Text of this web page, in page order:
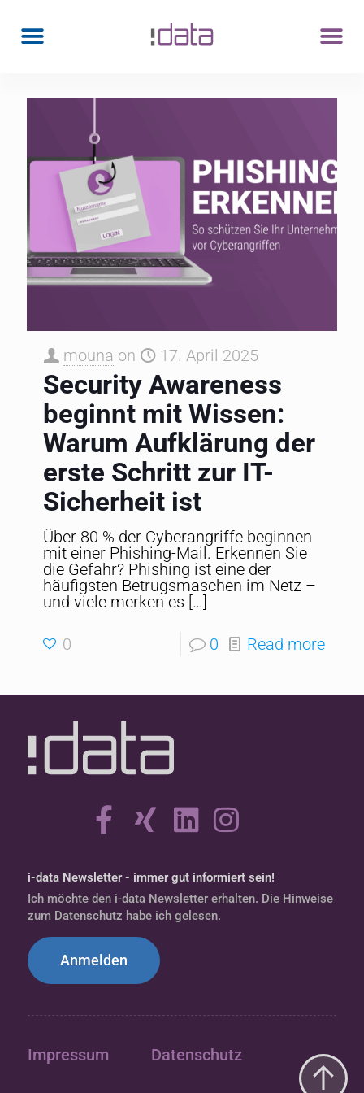
mouna on 17. April 2025
Security Awareness
beginnt mit Wissen:
Warum Aufklärung der
erste Schritt zur IT-
Sicherheit ist
Über 80 % der Cyberangriffe beginnen
mit einer Phishing-Mail. Erkennen Sie
die Gefahr? Phishing ist eine der
häufigsten Betrugsmaschen im Netz –
und viele merken es […]
0 0 Read more
i-data Newsletter - immer gut informiert sein!
Ich möchte den i-data Newsletter erhalten. Die Hinweise
zum Datenschutz habe ich gelesen.
Anmelden
Impressum Datenschutz